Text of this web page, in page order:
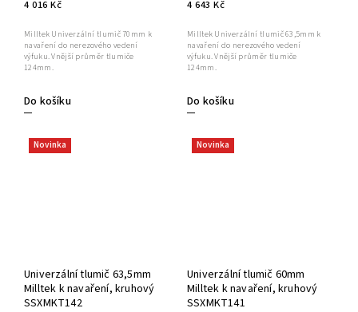
4 016 Kč
Do košíku
Milltek Univerzální tlumič 70mm k
navaření do nerezového vedení
výfuku. Vnější průměr tlumiče
124mm.
4 643 Kč
Do košíku
Milltek Univerzální tlumič 63,5mm k
navaření do nerezového vedení
výfuku. Vnější průměr tlumiče
124mm.
Novinka
Univerzální tlumič 63,5mm
Milltek k navaření, kruhový
SSXMKT142
Novinka
Univerzální tlumič 60mm
Milltek k navaření, kruhový
SSXMKT141